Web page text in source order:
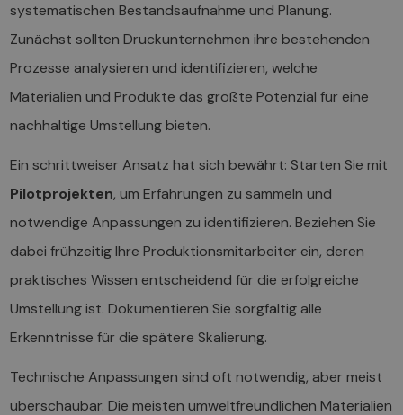
systematischen Bestandsaufnahme und Planung.
Zunächst sollten Druckunternehmen ihre bestehenden
Prozesse analysieren und identifizieren, welche
Materialien und Produkte das größte Potenzial für eine
nachhaltige Umstellung bieten.
Ein schrittweiser Ansatz hat sich bewährt: Starten Sie mit
Pilotprojekten, um Erfahrungen zu sammeln und
notwendige Anpassungen zu identifizieren. Beziehen Sie
dabei frühzeitig Ihre Produktionsmitarbeiter ein, deren
praktisches Wissen entscheidend für die erfolgreiche
Umstellung ist. Dokumentieren Sie sorgfältig alle
Erkenntnisse für die spätere Skalierung.
Technische Anpassungen sind oft notwendig, aber meist
überschaubar. Die meisten umweltfreundlichen Materialien